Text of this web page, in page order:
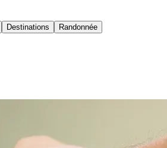
Destinations
Randonnée